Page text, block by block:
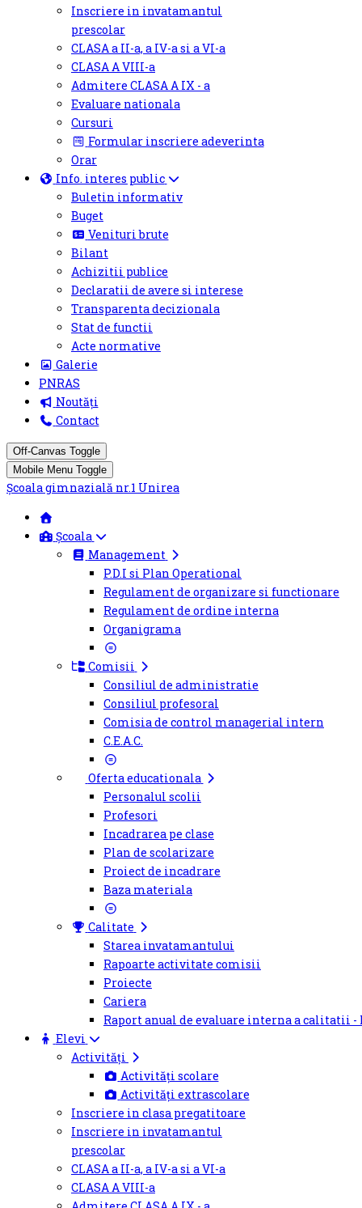
Inscriere in invatamantul
prescolar
CLASA a II-a, a IV-a si a VI-a
CLASA A VIII-a
Admitere CLASA A IX - a
Evaluare nationala
Cursuri
Formular inscriere adeverinta
Orar
Info. interes public
Buletin informativ
Buget
Venituri brute
Bilant
Achizitii publice
Declaratii de avere si interese
Transparenta decizionala
Stat de functii
Acte normative
Galerie
PNRAS
Noutăți
Contact
Off-Canvas Toggle
Mobile Menu Toggle
Şcoala gimnazială nr.1 Unirea
Școala
Management
P.D.I si Plan Operational
Regulament de organizare si functionare
Regulament de ordine interna
Organigrama
Comisii
Consiliul de administratie
Consiliul profesoral
Comisia de control managerial intern
C.E.A.C.
Oferta educationala
Personalul scolii
Profesori
Incadrarea pe clase
Plan de scolarizare
Proiect de incadrare
Baza materiala
Calitate
Starea invatamantului
Rapoarte activitate comisii
Proiecte
Cariera
Raport anual de evaluare interna a calitatii -
Elevi
Activități
Activități scolare
Activități extrascolare
Inscriere in clasa pregatitoare
Inscriere in invatamantul
prescolar
CLASA a II-a, a IV-a si a VI-a
CLASA A VIII-a